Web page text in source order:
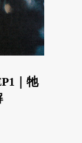
｜牠